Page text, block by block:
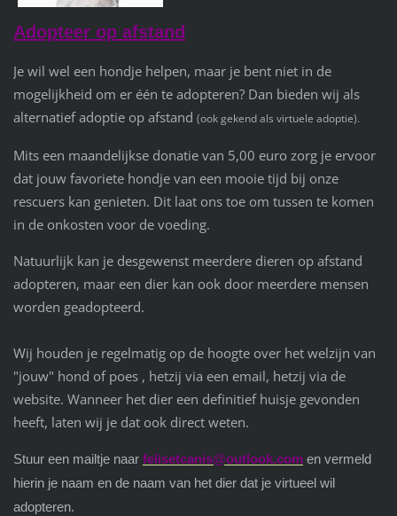
Adopteer op afstand
Je wil wel een hondje helpen, maar je bent niet in de
mogelijkheid om er één te adopteren? Dan bieden wij als
alternatief adoptie op afstand (ook gekend als virtuele adoptie).
Mits een maandelijkse donatie van 5,00 euro zorg je ervoor
dat jouw favoriete hondje van een mooie tijd bij onze
rescuers kan genieten. Dit laat ons toe om tussen te komen
in de onkosten voor de voeding.
Natuurlijk kan je desgewenst meerdere dieren op afstand
adopteren, maar een dier kan ook door meerdere mensen
worden geadopteerd.
Wij houden je regelmatig op de hoogte over het welzijn van
"jouw" hond of poes , hetzij via een email, hetzij via de
website. Wanneer het dier een definitief huisje gevonden
heeft, laten wij je dat ook direct weten.
Stuur een mailtje naar felisetcanis@outlook.comen vermeld
hierin je naam en de naam van het dier dat je virtueel wil
adopteren.